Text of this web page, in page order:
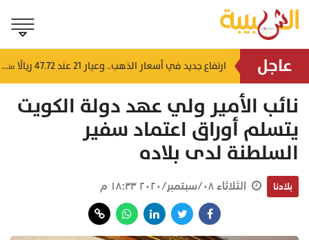
عاجل منذ ٤ ساعات
ارتفاع جديد في أسعار الذهب.. وعيار 21 عند 47.72 ريالًا منذ ٤ ساعات
نائب الأمير ولي عهد دولة الكويت
يتسلم أوراق اعتماد سفير
السلطنة لدى بلاده
بلادنا الثلاثاء ٠٨/سبتمبر/٢٠٢٠ ١٨:٣٣ م